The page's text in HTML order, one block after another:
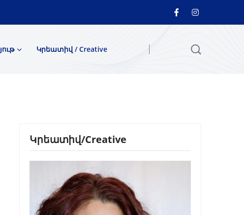
Կրեատիվ / Creative
Կրեատիվ/Creative